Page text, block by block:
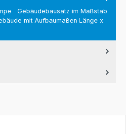
Gebäudebausatz im Maßstab
mit Aufbaumaßen Länge x